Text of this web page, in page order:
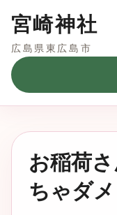
宮崎神社
広島県東広島市
お稲荷
ちゃダメ